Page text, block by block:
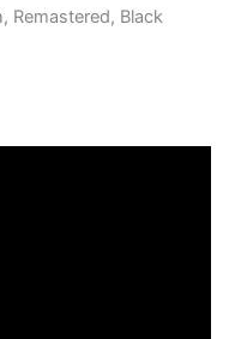
Remastered, Black